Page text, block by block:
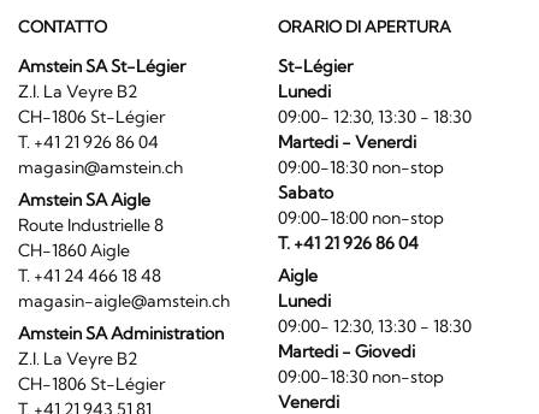
CONTATTO
Amstein SA St-Légier
Z.I. La Veyre B2
CH-1806 St-Légier
T. +41 21 926 86 04
magasin@amstein.ch
Amstein SA Aigle
Route Industrielle 8
CH-1860 Aigle
T. +41 24 466 18 48
magasin-aigle@amstein.ch
Amstein SA Administration
Z.I. La Veyre B2
CH-1806 St-Légier
T. +41 21 943 51 81
ORARIO DI APERTURA
St-Légier
Lunedi
09:00- 12:30, 13:30 - 18:30
Martedi - Venerdi
09:00-18:30 non-stop
Sabato
09:00-18:00 non-stop
T. +41 21 926 86 04
Aigle
Lunedi
09:00- 12:30, 13:30 - 18:30
Martedi - Giovedi
09:00-18:30 non-stop
Venerdi